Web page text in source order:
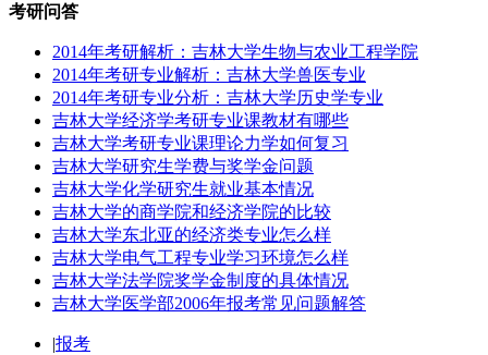
考研问答
2014年考研解析：吉林大学生物与农业工程学院
2014年考研专业解析：吉林大学兽医专业
2014年考研专业分析：吉林大学历史学专业
吉林大学经济学考研专业课教材有哪些
吉林大学考研专业课理论力学如何复习
吉林大学研究生学费与奖学金问题
吉林大学化学研究生就业基本情况
吉林大学的商学院和经济学院的比较
吉林大学东北亚的经济类专业怎么样
吉林大学电气工程专业学习环境怎么样
吉林大学法学院奖学金制度的具体情况
吉林大学医学部2006年报考常见问题解答
|报考